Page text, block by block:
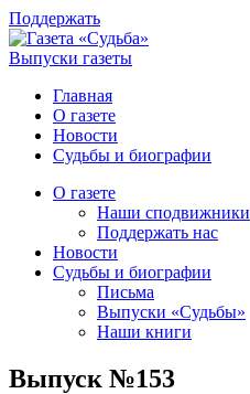
Поддержать
Выпуски газеты
Главная
О газете
Новости
Судьбы и биографии
О газете
Наши сподвижники
Поддержать нас
Новости
Судьбы и биографии
Письма
Выпуски «Судьбы»
Наши книги
Выпуск №153